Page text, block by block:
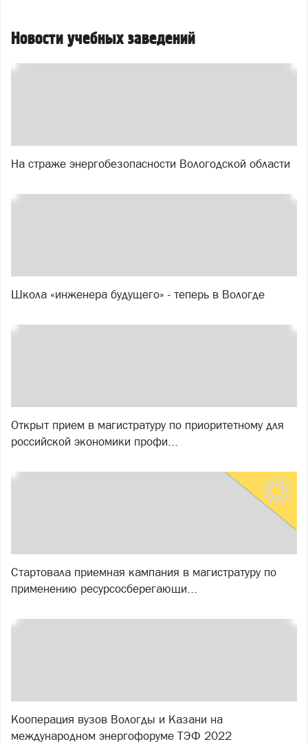
Новости учебных заведений
На страже энергобезопасности Вологодской области
Школа «инженера будущего» - теперь в Вологде
Открыт прием в магистратуру по приоритетному для
российской экономики профи...
Стартовала приемная кампания в магистратуру по
применению ресурсосберегающи...
Кооперация вузов Вологды и Казани на
международном энергофоруме ТЭФ 2022